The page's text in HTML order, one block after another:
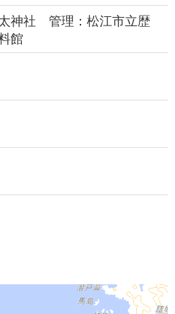
神社 管理：松江市立歴
館